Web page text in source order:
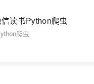
读书Python爬虫
爬虫